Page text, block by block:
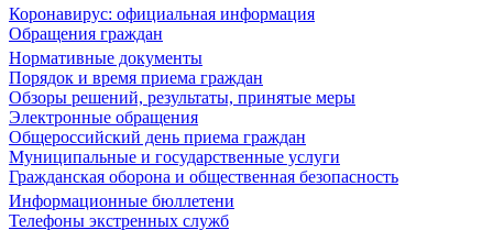
Коронавирус: официальная информация
Обращения граждан
Нормативные документы
Порядок и время приема граждан
Обзоры решений, результаты, принятые меры
Электронные обращения
Общероссийский день приема граждан
Муниципальные и государственные услуги
Гражданская оборона и общественная безопасность
Информационные бюллетени
Телефоны экстренных служб